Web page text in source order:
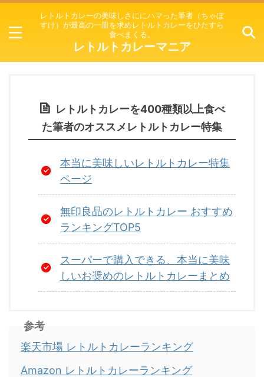
レトルトカレーの美味しさににハマった筆者（ちゃぼ
すけ）が最高の一皿を求めレトルトカレーをひたすら
食べまくる。
レトルトカレーマニア
レトルトカレーを400種類以上食べ
た筆者のオススメレトルトカレー特集
本当に美味しいレトルトカレー特集
ページ
無印良品のレトルトカレー おすすめ
ランキングTOP5
スーパーで購入できる、本当に美味
しいお奨めのレトルトカレーまとめ
参考
楽天市場 レトルトカレーランキング
Amazon レトルトカレーランキング